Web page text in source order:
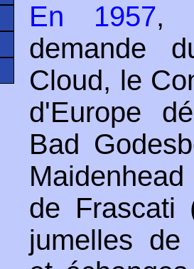
En 1957,
demande
Cloud, le
d'Europe
Bad
de Frascati
jumelles de